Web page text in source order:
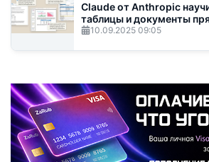
Claude от Anthropic
таблицы и документы
10.09.2025 09:05